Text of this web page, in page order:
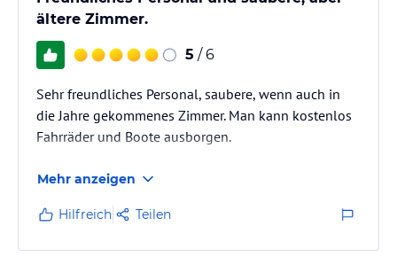
Seeterrasse ( a la carte ) bzw. in der Bar "Legere"!!
Sport und Unterhaltung
* wöchentliche Wanderungen oder Ausflüge mit Begleitung zu Fuß
oder per Rad; ( Fahrräder stehen zur Verfügung ) oder mit dem
Sandplätzen), Beachvolleyballturniere,
* Gokartrennen, Tontaubenschießen, Bogenschießen, Rafting und
ältere Zimmer.
5 / 6
Sehr freundliches Personal, saubere, wenn auch in
die Jahre gekommenes Zimmer. Man kann kostenlos
Fahrräder und Boote ausborgen.
Mehr anzeigen
Hilfreich Teilen